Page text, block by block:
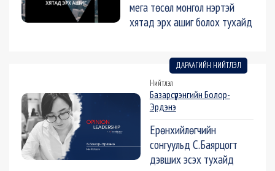
мега төсөл монгол нэртэй
хятад эрх ашиг болох тухайд
ДАРААГИЙН НИЙТЛЭЛ
Нийтлэл
Базарсүрэнгийн Болор-
Эрдэнэ
Ерөнхийлөгчийн
сонгуульд С.Баярцогт
дэвших эсэх тухайд